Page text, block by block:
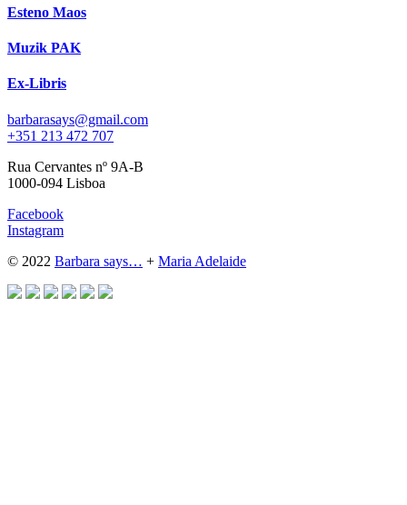
Esteno Maos
Muzik PAK
Ex-Libris
barbarasays@gmail.com
+351 213 472 707
Rua Cervantes nº 9A-B
1000-094 Lisboa
Facebook
Instagram
© 2022 Barbara says… + Maria Adelaide